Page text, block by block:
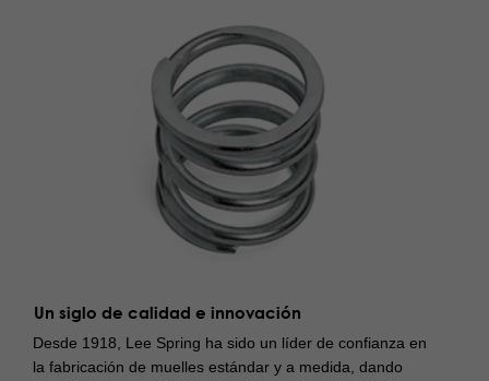
Un siglo de calidad e innovación
Desde 1918, Lee Spring ha sido un líder de confianza en
la fabricación de muelles estándar y a medida, dando